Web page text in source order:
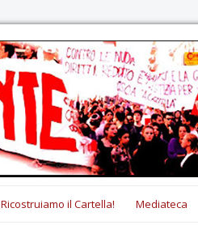
Ricostruiamo il Cartella! Mediateca